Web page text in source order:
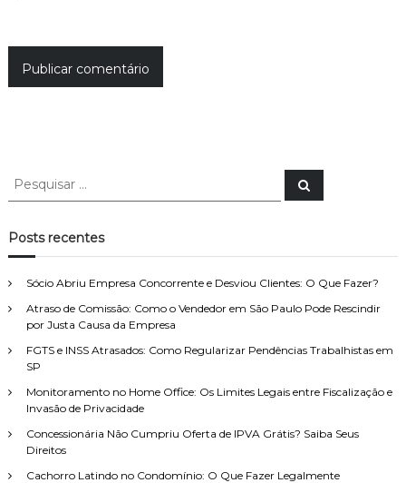
P
q
u
s
a
p
r
P
e
s
Posts recentes
Sócio Abriu Empresa Concorrente e Desviou Clientes: O Que Fazer?
Atraso de Comissão: Como o Vendedor em São Paulo Pode Rescindir
por Justa Causa da Empresa
FGTS e INSS Atrasados: Como Regularizar Pendências Trabalhistas em
SP
Monitoramento no Home Office: Os Limites Legais entre Fiscalização e
Invasão de Privacidade
Concessionária Não Cumpriu Oferta de IPVA Grátis? Saiba Seus
Direitos
Cachorro Latindo no Condomínio: O Que Fazer Legalmente